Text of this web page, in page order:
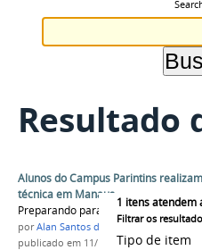
Resultado
1 itens atendem
Filtrar os
Tipo de item
Alunos do Campus Parintins
técnica em Manaus
Preparando para o futuro.
porAlan Santos de Albuquerque
publicado em 11/12/2019—última